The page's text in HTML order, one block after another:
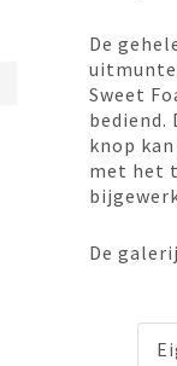
De
Sweet
bediend.
knop
met het
De